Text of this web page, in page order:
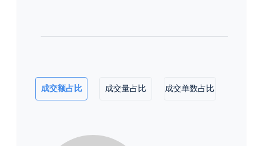
成交额占比 成交量占比 成交单数占比